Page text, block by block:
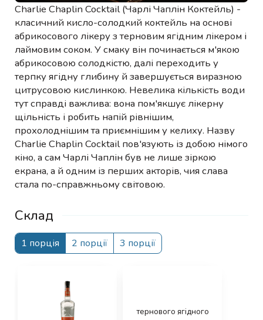
Charlie Chaplin Cocktail (Чарлі Чаплін Коктейль) -
класичний кисло-солодкий коктейль на основі
абрикосового лікеру з терновим ягідним лікером і
лаймовим соком. У смаку він починається м'якою
абрикосовою солодкістю, далі переходить у
терпку ягідну глибину й завершується виразною
цитрусовою кислинкою. Невелика кількість води
тут справді важлива: вона пом'якшує лікерну
щільність і робить напій рівнішим,
прохолоднішим та приємнішим у келиху. Назву
Charlie Chaplin Cocktail пов'язують із добою німого
кіно, а сам Чарлі Чаплін був не лише зіркою
екрана, а й одним із перших акторів, чия слава
стала по-справжньому світовою.
Склад
1 порція 2 порції 3 порції
тернового ягідного